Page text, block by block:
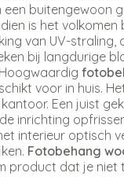
een buitengewoon
is het volkomen
van UV-straling,
bij langdurige
voor in huis.
Een juist
inrichting
interieur optisch
Fotobehang
product dat je niet